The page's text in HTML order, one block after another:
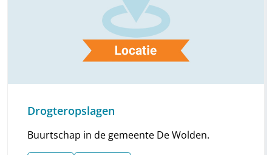
Drogteropslagen
Buurtschap in de gemeente De Wolden.